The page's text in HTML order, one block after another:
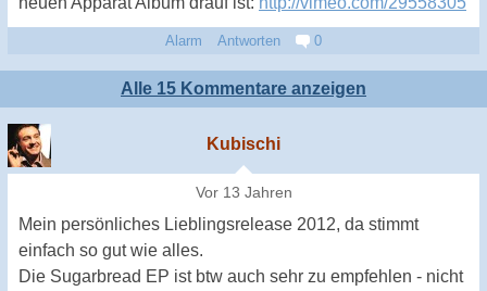
Alarm Antworten 0
Alle 15 Kommentare anzeigen
Kubischi
Vor 13 Jahren
Mein persönliches Lieblingsrelease 2012, da stimmt
einfach so gut wie alles.
Die Sugarbread EP ist btw auch sehr zu empfehlen - nicht